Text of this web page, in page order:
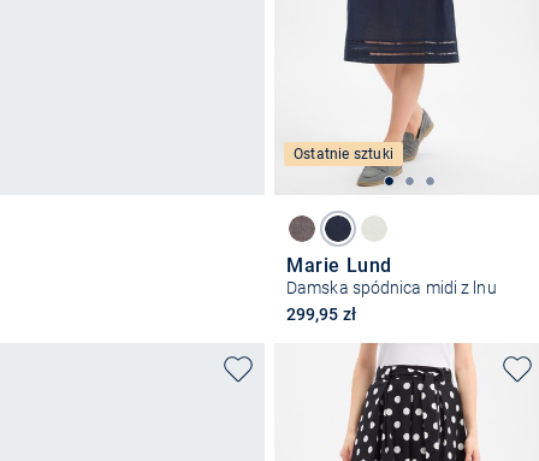
Ostatnie sztuki
Marie Lund
Damska spódnica midi z lnu
299,95 zł